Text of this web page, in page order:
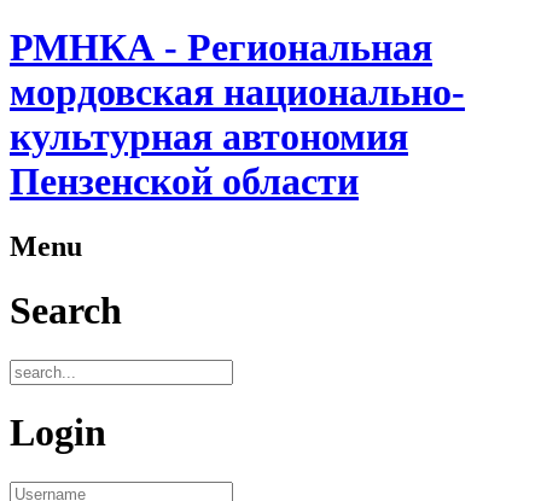
РМНКА - Региональная
мордовская национально-
культурная автономия
Пензенской области
Menu
Search
Login